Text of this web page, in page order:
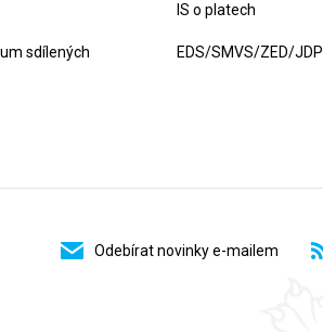
sdílených
IS o platech
EDS/SMVS/ZED/JDP
Odebírat novinky e-mailem